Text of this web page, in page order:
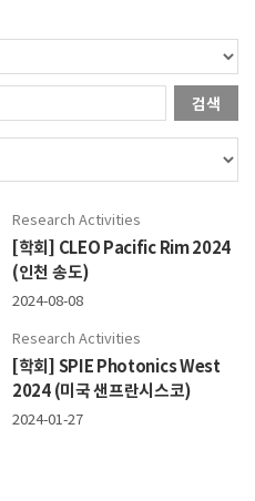
검색
Research Activities
[학회] CLEO Pacific Rim 2024
(인천 송도)
2024-08-08
Research Activities
[학회] SPIE Photonics West
2024 (미국 샌프란시스코)
2024-01-27